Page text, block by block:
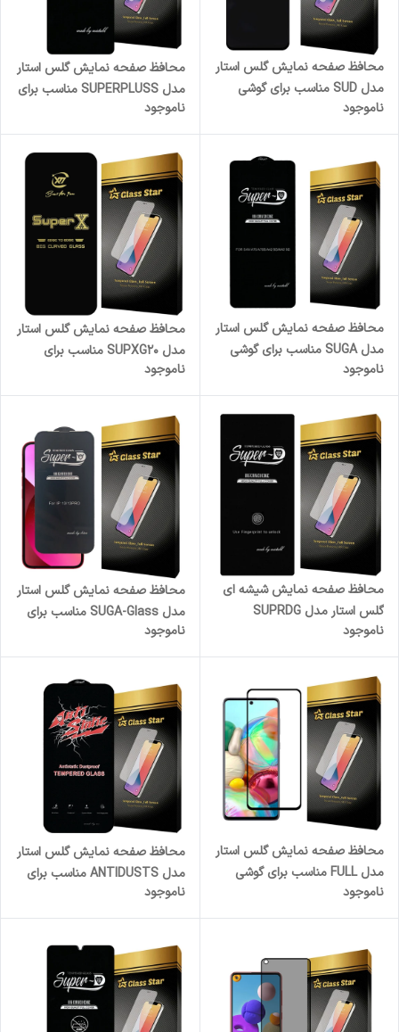
محافظ صفحه نمایش گلس استار
مدل SUD مناسب برای گوشی
موبایل سامسونگ Galaxy A71
ناموجود
محافظ صفحه نمایش گلس استار
مدل SUPERPLUSS مناسب برای
A34
ناموجود
محافظ صفحه نمایش گلس استار
مدل SUGA مناسب برای گوشی
موبایل سامسونگ Galaxy A70
ناموجود
محافظ صفحه نمایش گلس استار
مدل SUPXG20 مناسب برای
گوشی موبایل اپل iPhone X
ناموجود
محافظ صفحه نمایش شیشه ای
گلس استار مدل SUPRDG
مناسب برای گوشی موبایل
سامسونگ Galaxy S25 Ultra 5G
ناموجود
محافظ صفحه نمایش گلس استار
مدل SUGA-Glass مناسب برای
گوشی موبایل اپل iPhone 13
ناموجود
محافظ صفحه نمایش گلس استار
مدل FULL مناسب برای گوشی
موبایل سامسونگ Galaxy A51
ناموجود
محافظ صفحه نمایش گلس استار
مدل ANTIDUSTS مناسب برای
گوشی موبایل اپل iPhone 14
ناموجود